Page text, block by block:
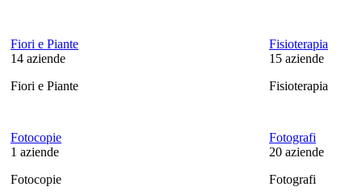
Fiori e Piante
14 aziende
Fiori e Piante
Fisioterapia
15 aziende
Fisioterapia
Fotocopie
1 aziende
Fotocopie
Fotografi
20 aziende
Fotografi